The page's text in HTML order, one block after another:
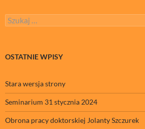
Szukaj:
OSTATNIE WPISY
Stara wersja strony
Seminarium 31 stycznia 2024
Obrona pracy doktorskiej Jolanty Szczurek